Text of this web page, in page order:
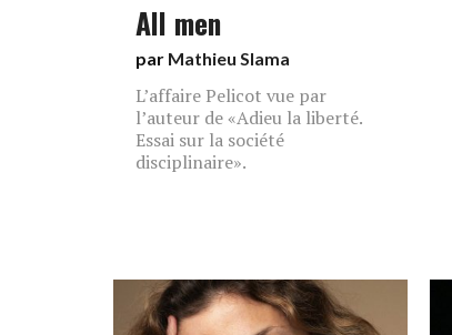
All men
par Mathieu Slama
L’affaire Pelicot vue par
l’auteur de «Adieu la liberté.
Essai sur la société
disciplinaire».